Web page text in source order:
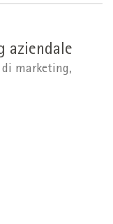
aziendale
marketing,